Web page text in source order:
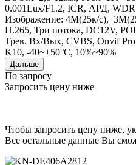
0.001Lux/F1.2, ICR, АРД,
Изображение: 4M(25к/с),
H.265, Три потока, DC12V,
Трев. Вх/Вых, CVBS, Onvif
K10, -40~+50°C, 10%~90%
Дальше
По запросу
Запросить цену ниже
Чтобы запросить цену ниже,
Все остальные данные Вы